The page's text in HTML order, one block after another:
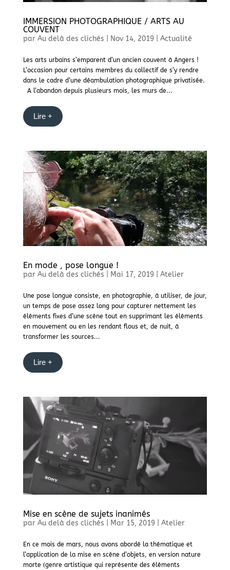
IMMERSION PHOTOGRAPHIQUE / ARTS AU
COUVENT
par Au delà des clichés Nov 14, 2019| Actualité
Les arts urbains s’emparent d’un ancien couvent à Angers !
L’occasion pour certains membres du collectif de s’y rendre
dans le cadre d’une déambulation photographique privatisée.
A l’abandon depuis plusieurs mois, les murs de...
Lire +
En mode , pose longue !
par Au delà des clichés Mai 17, 2019| Atelier
Une pose longue consiste, en photographie, à utiliser, de jour,
un temps de pose assez long pour capturer nettement les
éléments fixes d’une scène tout en supprimant les éléments
en mouvement ou en les rendant flous et, de nuit, à
transformer les sources...
Lire +
Mise en scène de sujets inanimés
par Au delà des clichés Mar 15, 2019| Atelier
En ce mois de mars, nous avons abordé la thématique et
l’application de la mise en scène d’objets, en version nature
morte (genre artistique qui représente des éléments